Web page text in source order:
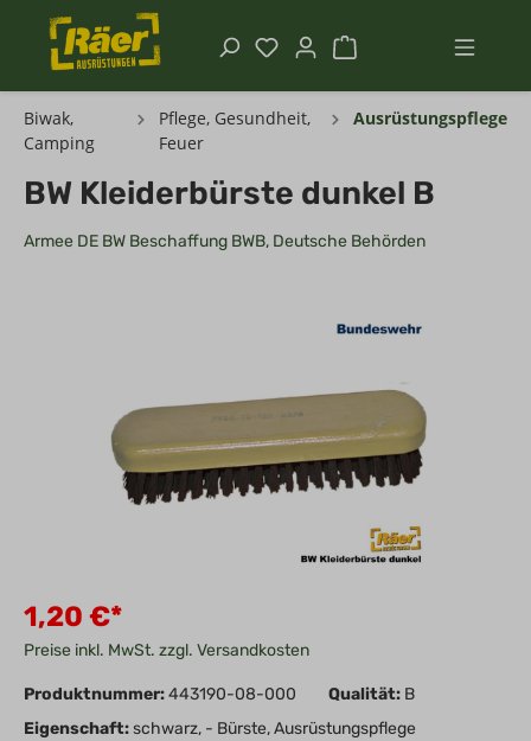
Biwak,
Camping
Pflege, Gesundheit,
Feuer
Ausrüstungspflege
BW Kleiderbürste dunkel B
Armee DE BW Beschaffung BWB, Deutsche Behörden
1,20 €*
Preise inkl. MwSt. zzgl. Versandkosten
Produktnummer:443190-08-000 Qualität: B
Eigenschaft:schwarz, - Bürste, Ausrüstungspflege